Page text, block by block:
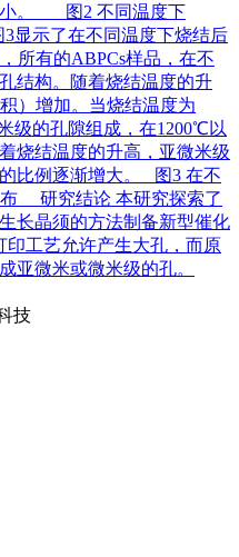
。 图2 不同温度下
显示了在不同温度下烧结后
所有的ABPCs样品，在不
结构。随着烧结温度的升
）增加。当烧结温度为
级的孔隙组成，在1200℃以
着烧结温度的升高，亚微米级
例逐渐增大。 图3 在不
布 研究结论 本研究探索了
生长晶须的方法制备新型催化
印工艺允许产生大孔，而原
微米或微米级的孔。